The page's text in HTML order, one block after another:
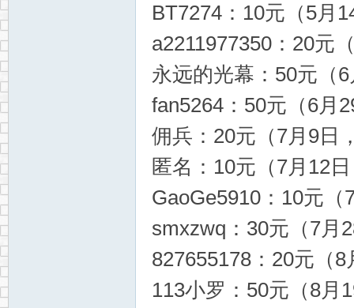
BT7274：10元（5月
a2211977350：20元
永远的光幕：50元（
fan5264：50元（6月
佣兵：20元（7月9日
匿名：10元（7月12
GaoGe5910：10元（
smxzwq：30元（7月
827655178：20元（
113小罗：50元（8月